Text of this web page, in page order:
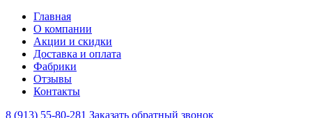
Главная
О компании
Акции и скидки
Доставка и оплата
Фабрики
Отзывы
Контакты
8 (913) 55-80-281 Заказать обратный звонок